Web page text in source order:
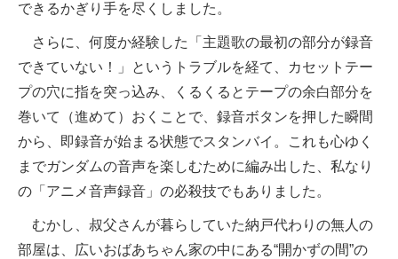
できるかぎり手を尽くしました。
さらに、何度か経験した「主題歌の最初の部分が録音
できていない！」というトラブルを経て、カセットテー
プの穴に指を突っ込み、くるくるとテープの余白部分を
巻いて（進めて）おくことで、録音ボタンを押した瞬間
から、即録音が始まる状態でスタンバイ。これも心ゆく
までガンダムの音声を楽しむために編み出した、私なり
の「アニメ音声録音」の必殺技でもありました。
むかし、叔父さんが暮らしていた納戸代わりの無人の
部屋は、広いおばあちゃん家の中にある“開かずの間”の